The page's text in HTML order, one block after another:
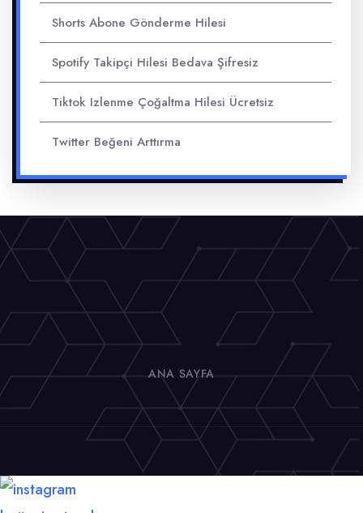
Shorts Abone Gönderme Hilesi
Spotify Takipçi Hilesi Bedava Şifresiz
Tiktok Izlenme Çoğaltma Hilesi Ücretsiz
Twitter Beğeni Arttırma
ANA SAYFA